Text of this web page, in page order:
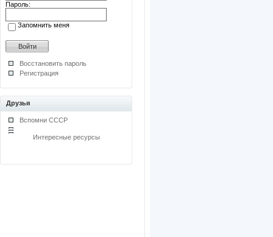
Пароль:
Запомнить меня
Восстановить пароль
Регистрация
Друзья
Вспомни СССР
Интересные ресурсы